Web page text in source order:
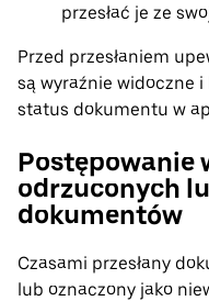
przesłać je ze
Przed przesłaniem
są wyraźnie widoczne
status dokumentu w
Postępowanie
odrzuconych
dokumentów
Czasami przesłany
lub oznaczony jako